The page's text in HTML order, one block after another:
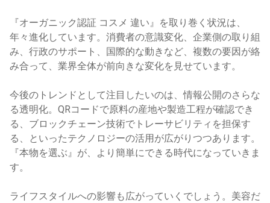
『オーガニック認証 コスメ 違い』を取り巻く状況は、
年々進化しています。消費者の意識変化、企業側の取り組
み、行政のサポート、国際的な動きなど、複数の要因が絡
み合って、業界全体が前向きな変化を見せています。
今後のトレンドとして注目したいのは、情報公開のさらな
る透明化。QRコードで原料の産地や製造工程が確認でき
る、ブロックチェーン技術でトレーサビリティを担保す
る、といったテクノロジーの活用が広がりつつあります。
『本物を選ぶ』が、より簡単にできる時代になっていきま
す。
ライフスタイルへの影響も広がっていくでしょう。美容だ